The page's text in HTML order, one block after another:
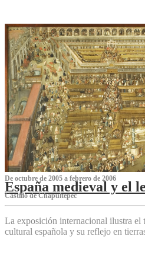
De octubre de 2005 a febrero de 2006
España medieval y el
Castillo de Chapultepec
La exposición internacional ilustra el
cultural española y su reflejo en